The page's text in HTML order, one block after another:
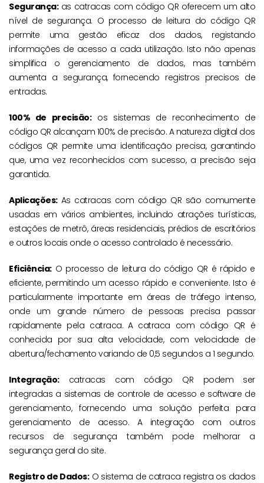
Segurança:as catracas com código QR oferecem um alto
nível de segurança. O processo de leitura do código QR
permite uma gestão eficaz dos dados, registando
informações de acesso a cada utilização. Isto não apenas
simplifica o gerenciamento de dados, mas também
aumenta a segurança, fornecendo registros precisos de
entradas.
100% de precisão:os sistemas de reconhecimento de
código QR alcançam 100% de precisão. A natureza digital dos
códigos QR permite uma identificação precisa, garantindo
que, uma vez reconhecidos com sucesso, a precisão seja
garantida.
Aplicações:As catracas com código QR são comumente
usadas em vários ambientes, incluindo atrações turísticas,
estações de metrô, áreas residenciais, prédios de escritórios
e outros locais onde o acesso controlado é necessário.
Eficiência:O processo de leitura do código QR é rápido e
eficiente, permitindo um acesso rápido e conveniente. Isto é
particularmente importante em áreas de tráfego intenso,
onde um grande número de pessoas precisa passar
rapidamente pela catraca. A catraca com código QR é
conhecida por sua alta velocidade, com velocidade de
abertura/fechamento variando de 0,5 segundos a 1 segundo.
Integração:catracas com código QR podem ser
integradas a sistemas de controle de acesso e software de
gerenciamento, fornecendo uma solução perfeita para
gerenciamento de acesso. A integração com outros
recursos de segurança também pode melhorar a
segurança geral do site.
Registro de Dados:O sistema de catraca registra os dados